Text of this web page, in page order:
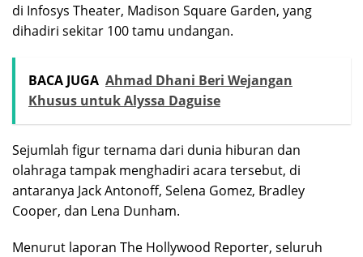
di Infosys Theater, Madison Square Garden, yang
dihadiri sekitar 100 tamu undangan.
BACA JUGA Ahmad Dhani Beri Wejangan
Khusus untuk Alyssa Daguise
Sejumlah figur ternama dari dunia hiburan dan
olahraga tampak menghadiri acara tersebut, di
antaranya Jack Antonoff, Selena Gomez, Bradley
Cooper, dan Lena Dunham.
Menurut laporan The Hollywood Reporter, seluruh